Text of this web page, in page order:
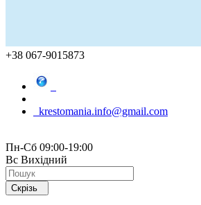
+38 067-9015873
krestomania.info@gmail.com
Пн-Сб 09:00-19:00
Вс Вихідний
Скрізь